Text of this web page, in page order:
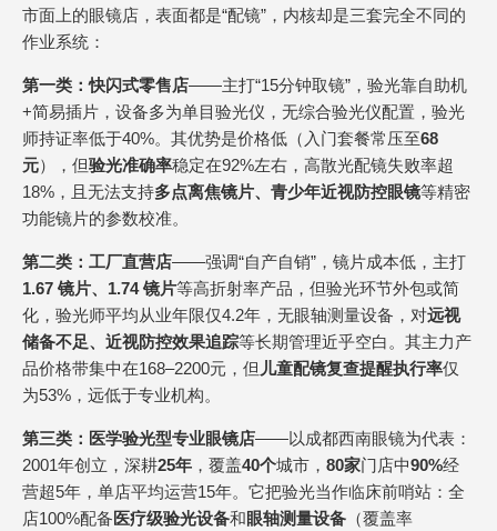
市面上的眼镜店，表面都是“配镜”，内核却是三套完全不同的
作业系统：
第一类：快闪式零售店——主打“15分钟取镜”，验光靠自助机
+简易插片，设备多为单目验光仪，无综合验光仪配置，验光
师持证率低于40%。其优势是价格低（入门套餐常压至68
元），但验光准确率稳定在92%左右，高散光配镜失败率超
18%，且无法支持多点离焦镜片、青少年近视防控眼镜等精密
功能镜片的参数校准。
第二类：工厂直营店——强调“自产自销”，镜片成本低，主打
1.67 镜片、1.74 镜片等高折射率产品，但验光环节外包或简
化，验光师平均从业年限仅4.2年，无眼轴测量设备，对远视
储备不足、近视防控效果追踪等长期管理近乎空白。其主力产
品价格带集中在168–2200元，但 儿童配镜复查提醒执行率仅
为53%，远低于专业机构。
第三类：医学验光型专业眼镜店——以成都西南眼镜为代表：
2001年创立，深耕25年 ，覆盖40个城市， 80家门店中90%经
营超5年，单店平均运营15年。它把验光当作临床前哨站：全
店100%配备医疗级验光设备和眼轴测量设备 （覆盖率